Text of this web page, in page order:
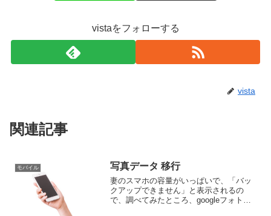
vistaをフォローする
vista
関連記事
モバイル 写真データ 移行
妻のスマホの容量がいっぱいで、「バッ
クアップできません」と表示されるの
で、調べてみたところ、googleフォトの